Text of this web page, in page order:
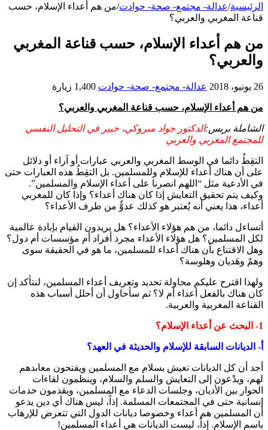
الرئيسية/عدالة- مجتمع- صحة- حوادت/من هم أعداء الإسلام، حسب
قناعة المغربي والعربي؟
من هم أعداء الإسلام، حسب قناعة المغربي
والعربي؟
26 يونيو، 2018 عدالة- مجتمع- صحة- حوادت 1,400 زيارة
من هم أعداء الإسلام، حسب قناعة المغربي والعربي؟
الشاملة بريس:الدكتور جواد مبروكي، خبير في التحليل النفسي
للمجتمع المغربي والعربي
التقِطُ دائما في الوسط المغربي والعربي عبارات أو آراء أو دلائل
على أن هناك أعداء للإسلام وللمسلمين. بل التقِطُ هذه العبارات حتى
في الأدعية مثل “اللهم انصرنا على أعداء الإسلام والمسلمين”.
وكيف يتم تحقيق التعايش إذا كان هناك أعداء؟ وإذا كان للمغربي
أعداء، هذا يعني أنه يُعتبر هو كذلك عدوٌّ من طرف الأعداء؟
أتساءل دائما، من هم هؤلاء الأعداء؟ هل يريدون القيام بإبادة عالمية
لكل المسلمين؟ هل هؤلاء الأعداء مجرد أفراد أم مؤسسات أم دول؟
وهل الاقتناع بأن هناك أعداء للمسلمين، ما هو في الحقيقة سوى
وهمٌ وهَديان وهلوسة؟
ولهذا اقترح عليكم محاولة تحديد وتعريف أعداء المسلمين، لنتأكد إن
كان هناك بالفعل أعداء أم لا؟ ثم سأحاول أن أحلل أسباب هذه
القناعة المغربية والعربية.
1- البحث عن أعداء الإسلام؟
أ- الديانات السابقة للإسلام والحديثة في العهد؟
أجد أن كل الديانات تعيش بسلام مع المسلمين ويفتحون معابدهم
لهم، ويدْعون إلى التعايش والسلم والسلام، وينظمون لقاءات
الحوار بين الأديان، وجلسات الدعاء مع المسلمين، ويقدمون خدمات
إنسانية حتى في المجتمعات المسلمة. إذاً، ليس هناك أي دين يدعو
أن المسلمين هم أعداء وخصوصا ديانات الدول التي تتعرض للإرهاب
باسم الإسلام. إذاً، ليست الديانات هي أعداء المسلمين!